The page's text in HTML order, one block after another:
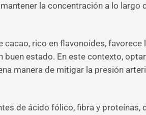
la concentración a lo largo
rico en flavonoides,
estado. En este contexto,
manera de mitigar la presión
de ácido fólico, fibra y